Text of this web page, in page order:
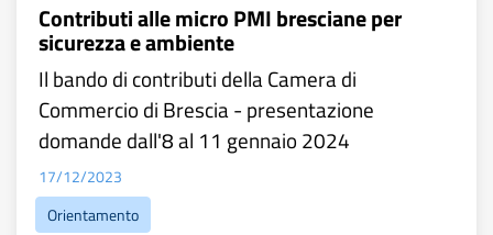
Contributi alle micro PMI bresciane per
sicurezza e ambiente
Il bando di contributi della Camera di
Commercio di Brescia - presentazione
domande dall'8 al 11 gennaio 2024
17/12/2023
Orientamento